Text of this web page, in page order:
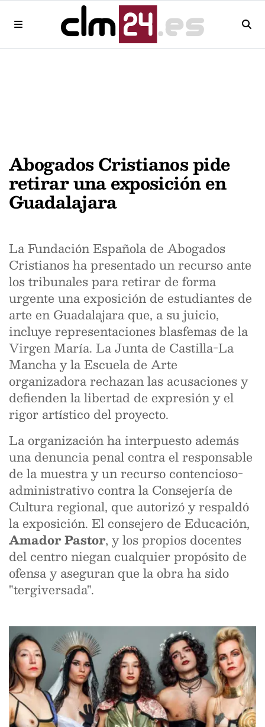
Abogados Cristianos pide
retirar una exposición en
Guadalajara
La Fundación Española de Abogados
Cristianos ha presentado un recurso ante
los tribunales para retirar de forma
urgente una exposición de estudiantes de
arte en Guadalajara que, a su juicio,
incluye representaciones blasfemas de la
Virgen María. La Junta de Castilla-La
Mancha y la Escuela de Arte
organizadora rechazan las acusaciones y
defienden la libertad de expresión y el
rigor artístico del proyecto.
La organización ha interpuesto además
una denuncia penal contra el responsable
de la muestra y un recurso contencioso-
administrativo contra la Consejería de
Cultura regional, que autorizó y respaldó
la exposición. El consejero de Educación,
Amador Pastor, y los propios docentes
del centro niegan cualquier propósito de
ofensa y aseguran que la obra ha sido
"tergiversada".